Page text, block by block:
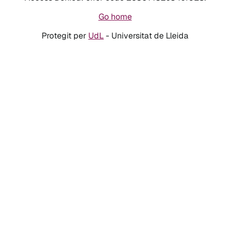
Go home
Protegit per UdL- Universitat de Lleida